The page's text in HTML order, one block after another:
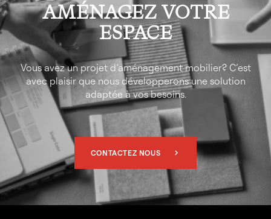
AMÉNAGEZ VOTRE
ESPACE
Vous avez un projet d’aménagement mobilier? C’est
avec plaisir que nous développerons une solution
adaptée à vos besoins.
CONTACTEZ NOUS